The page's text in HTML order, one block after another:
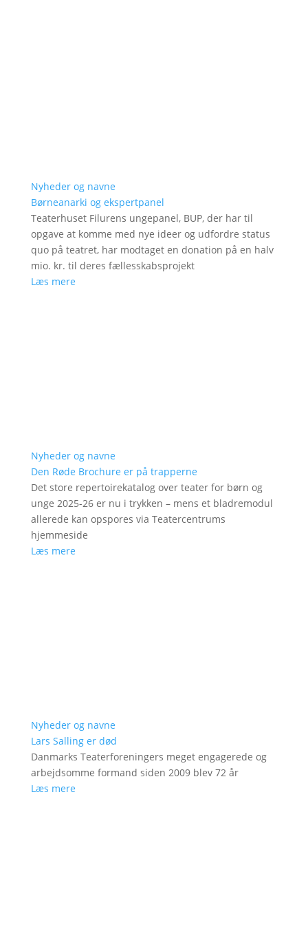
Nyheder og navne
Børneanarki og ekspertpanel
Teaterhuset Filurens ungepanel, BUP, der har til
opgave at komme med nye ideer og udfordre status
quo på teatret, har modtaget en donation på en halv
mio. kr. til deres fællesskabsprojekt
Læs mere
Nyheder og navne
Den Røde Brochure er på trapperne
Det store repertoirekatalog over teater for børn og
unge 2025-26 er nu i trykken – mens et bladremodul
allerede kan opspores via Teatercentrums
hjemmeside
Læs mere
Nyheder og navne
Lars Salling er død
Danmarks Teaterforeningers meget engagerede og
arbejdsomme formand siden 2009 blev 72 år
Læs mere